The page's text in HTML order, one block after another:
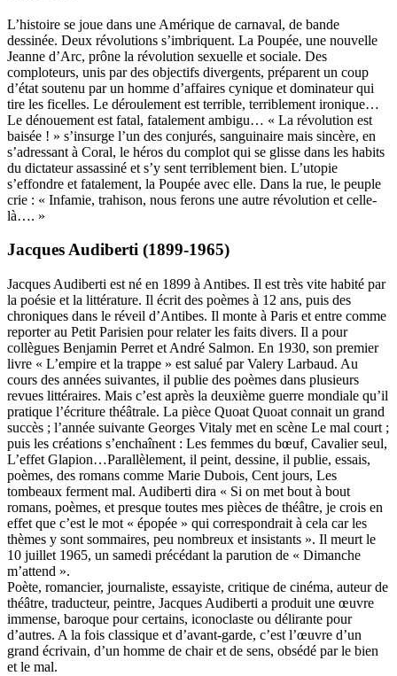
L’histoire se joue dans une Amérique de carnaval, de bande
dessinée. Deux révolutions s’imbriquent. La Poupée, une nouvelle
Jeanne d’Arc, prône la révolution sexuelle et sociale. Des
comploteurs, unis par des objectifs divergents, préparent un coup
d’état soutenu par un homme d’affaires cynique et dominateur qui
tire les ficelles. Le déroulement est terrible, terriblement ironique…
Le dénouement est fatal, fatalement ambigu… « La révolution est
baisée ! » s’insurge l’un des conjurés, sanguinaire mais sincère, en
s’adressant à Coral, le héros du complot qui se glisse dans les habits
du dictateur assassiné et s’y sent terriblement bien. L’utopie
s’effondre et fatalement, la Poupée avec elle. Dans la rue, le peuple
crie : « Infamie, trahison, nous ferons une autre révolution et celle-
là…. »
Jacques Audiberti (1899-1965)
Jacques Audiberti est né en 1899 à Antibes. Il est très vite habité par
la poésie et la littérature. Il écrit des poèmes à 12 ans, puis des
chroniques dans le réveil d’Antibes. Il monte à Paris et entre comme
reporter au Petit Parisien pour relater les faits divers. Il a pour
collègues Benjamin Perret et André Salmon. En 1930, son premier
livre « L’empire et la trappe » est salué par Valery Larbaud. Au
cours des années suivantes, il publie des poèmes dans plusieurs
revues littéraires. Mais c’est après la deuxième guerre mondiale qu’il
pratique l’écriture théâtrale. La pièce Quoat Quoat connait un grand
succès ; l’année suivante Georges Vitaly met en scène Le mal court ;
puis les créations s’enchaînent : Les femmes du bœuf, Cavalier seul,
L’effet Glapion…Parallèlement, il peint, dessine, il publie, essais,
poèmes, des romans comme Marie Dubois, Cent jours, Les
tombeaux ferment mal. Audiberti dira « Si on met bout à bout
romans, poèmes, et presque toutes mes pièces de théâtre, je crois en
effet que c’est le mot « épopée » qui correspondrait à cela car les
thèmes y sont sommaires, peu nombreux et insistants ». Il meurt le
10 juillet 1965, un samedi précédant la parution de « Dimanche
m’attend ».
Poète, romancier, journaliste, essayiste, critique de cinéma, auteur de
théâtre, traducteur, peintre, Jacques Audiberti a produit une œuvre
immense, baroque pour certains, iconoclaste ou délirante pour
d’autres. A la fois classique et d’avant-garde, c’est l’œuvre d’un
grand écrivain, d’un homme de chair et de sens, obsédé par le bien
et le mal.